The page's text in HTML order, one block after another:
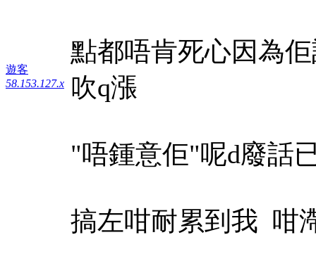
遊客
58.153.127.x
點都唔肯死心因為
吹q漲
"唔鍾意佢"呢d廢話
搞左咁耐累到我 咁